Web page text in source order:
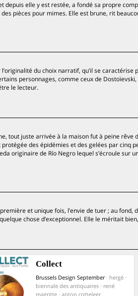
elle y est restée, a fondé sa propre
pièces pour mimes. Elle est brune, rit
du choix narratif, qu’il se caractérise
personnages, comme ceux de
le lecteur.
tout juste arrivée à la maison fut à peine rêve
des épidémies et des gelées par cinq
originaire de Río Negro lequel s’écroule sur
et unique fois, l’envie de tuer ; au fond,
chose d’exceptionnel. Elle le méritait
Collect
Brussels Design September · hergé ·
biennale des antiquaires · rené
magritte · anton cotteleer